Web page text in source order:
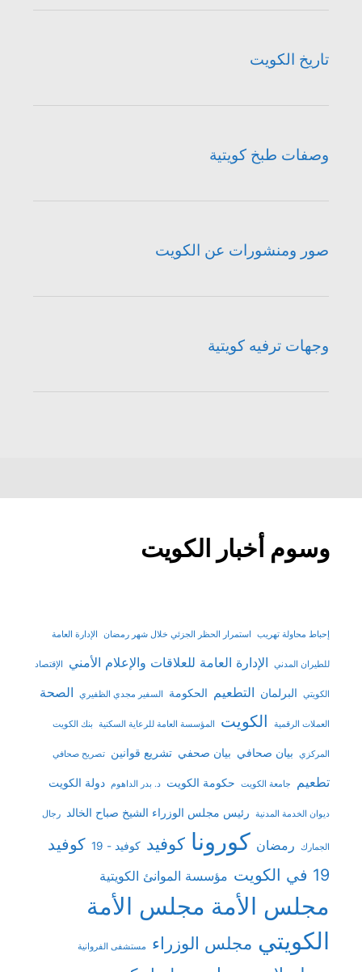
تاريخ الكويت
وصفات طبخ كويتية
صور ومنشورات عن الكويت
وجهات ترفيه كويتية
وسوم أخبار الكويت
إحباط محاولة تهريب استمرار الحظر الجزئي خلال شهر رمضان الإدارة العامة
للطيران المدني الإدارة العامة للعلاقات والإعلام الأمني الإقتصاد
الكويتي البرلمان التطعيم الحكومة السفير مجدي الظفيري الصحة
العملات الرقمية الكويت المؤسسة العامة للرعاية السكنية بنك الكويت
المركزي بيان صحافي بيان صحفي تشريع قوانين تصريح صحافي
تطعيم جامعة الكويت حكومة الكويت د. بدر الداهوم دولة الكويت
ديوان الخدمة المدنية رئيس مجلس الوزراء الشيخ صباح الخالد رجال
الجمارك رمضان كورونا كوفيد كوفيد - 19
كوفيد
19 في الكويت
مؤسسة الموانئ الكويتية
مجلس الأمة مجلس الأمة
الكويتي مجلس الوزراء مستشفى الفروانية